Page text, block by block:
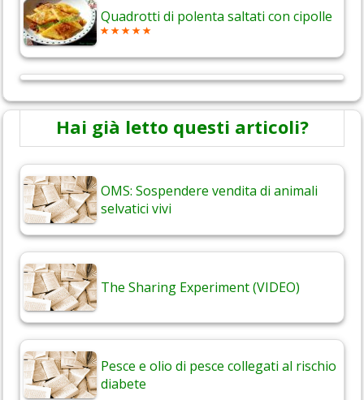
Quadrotti di polenta saltati con cipolle
Hai già letto questi articoli?
OMS: Sospendere vendita di animali
selvatici vivi
The Sharing Experiment (VIDEO)
Pesce e olio di pesce collegati al rischio
diabete